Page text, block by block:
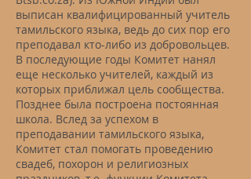
выписан квалифицированный учитель
тамильского языка, ведь до сих пор его
преподавал кто-либо из добровольцев.
В последующие годы Комитет нанял
еще несколько учителей, каждый из
которых приближал цель сообщества.
Позднее была построена постоянная
школа. Вслед за успехом в
преподавании тамильского языка,
Комитет стал помогать проведению
свадеб, похорон и религиозных